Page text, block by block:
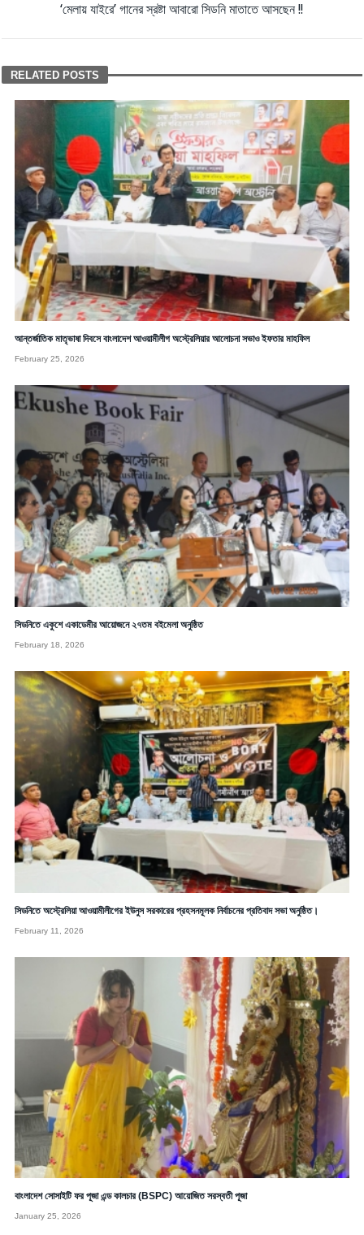
‘মেলায় যাইরে’ গানের স্রষ্টা আবারো সিডনি মাতাতে আসছেন !!
RELATED POSTS
আন্তর্জাতিক মাতৃভাষা দিবসে বাংলাদেশ আওয়ামীলীগ অস্ট্রেলিয়ার আলোচনা সভাও ইফতার মাহফিল
February 25, 2026
সিডনিতে একুশে একাডেমীর আয়োজনে ২৭তম বইমেলা অনুষ্ঠিত
February 18, 2026
সিডনিতে অস্ট্রেলিয়া আওয়ামীলীগের ইউনুস সরকারের প্রহসনমূলক নির্বাচনের প্রতিবাদ সভা অনুষ্ঠিত।
February 11, 2026
বাংলাদেশ সোসাইটি ফর পূজা এন্ড কালচার (BSPC) আয়োজিত সরস্বতী পূজা
January 25, 2026